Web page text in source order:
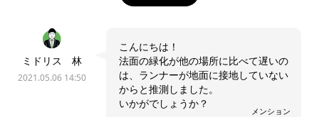
ミドリス 林
2021.05.06 14:50
メンション
こんにちは！
法面の緑化が他の場所に比べて遅いの
は、ランナーが地面に接地していない
からと推測しました。
いかがでしょうか？